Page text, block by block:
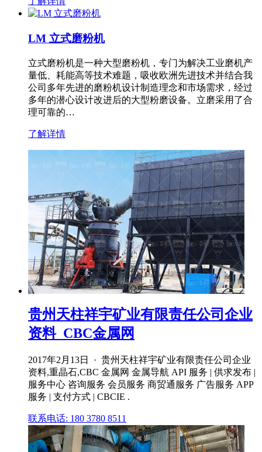
LM 立式磨粉机
立式磨粉机是一种大型磨粉机，专门为解决工业磨机产
量低、耗能高等技术难题，吸收欧洲先进技术并结合我
公司多年先进的磨粉机设计制造理念和市场需求，经过
多年的潜心设计改进后的大型粉磨设备。立磨采用了合
理可靠的…
了解详情
贵州天柱祥宇矿业有限责任公司企业
资料_CBC金属网
2017年2月13日 · 贵州天柱祥宇矿业有限责任公司企业
资料,重晶石,CBC 金属网 金属导航 API 服务 | 供求发布 |
服务中心 咨询服务 会员服务 商贸通服务 广告服务 APP
服务 | 支付方式 | CBCIE .
联系电话: 180 3780 8511